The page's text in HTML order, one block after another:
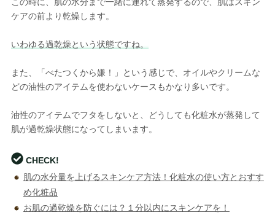
ケアの前より乾燥します。
いわゆる過乾燥という状態ですね。
また、「べたつくから嫌！」という感じで、オイルやクリームな
どの油性のアイテムを使わないケースもかなり多いです。
油性のアイテムでフタをしないと、どうしても化粧水が蒸発して
肌が過乾燥状態になってしまいます。
CHECK!
肌の水分量を上げるスキンケア方法！化粧水の使い方とおすす
め化粧品
お肌の過乾燥を防ぐには？１分以内にスキンケアを！